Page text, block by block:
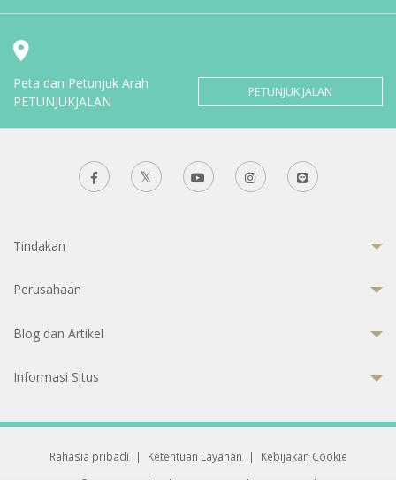
Peta dan Petunjuk Arah
PETUNJUKJALAN
PETUNJUK JALAN
Tindakan
Perusahaan
Blog dan Artikel
Informasi Situs
Rahasia pribadi | Ketentuan Layanan |
Kebijakan Cookie